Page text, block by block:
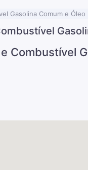
Gasolina Comum e
Combustível